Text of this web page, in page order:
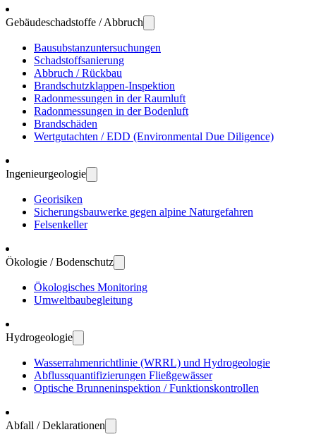
Gebäude­schadstoffe / Abbruch
Bau­substanz­unter­suchungen
Schadstoff­sanierung
Abbruch / Rückbau
Brandschutz­klappen-Inspektion
Radon­messungen in der Raum­luft
Radon­messungen in der Boden­luft
Brand­schäden
Wert­gutachten / EDD (Environ­mental Due Dili­gence)
Ingenieur­geologie
Geo­risiken
Sicherungs­bau­werke gegen alpine Natur­gefahren
Felsen­keller
Ökologie / Bodenschutz
Öko­logisches Moni­toring
Umwelt­bau­be­gleitung
Hydro­geologie
Wasser­rahmen­richtlinie (WRRL) und Hydro­geologie
Abfluss­quanti­fizierungen Fließ­gewässer
Optische Brunnen­inspektion / Funktions­kontrollen
Abfall / Deklarationen